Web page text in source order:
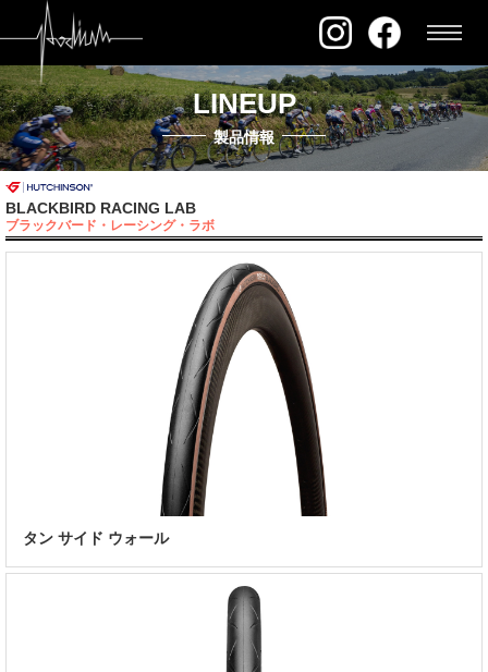
LINEUP
製品情報
BLACKBIRD RACING LAB
ブラックバード・レーシング・ラボ
タン サイド ウォール